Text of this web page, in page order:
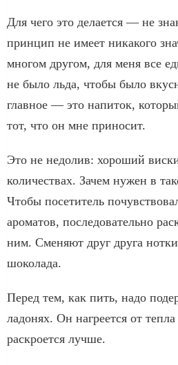
Для чего это делается — не
принцип не имеет никакого
многом другом, для меня все
не было льда, чтобы было
главное — это напиток,
тот, что он мне приносит.
Это не недолив: хороший
количествах. Зачем нужен в
Чтобы посетитель
ароматов, последовательно
ним. Сменяют друг друга
шоколада.
Перед тем, как пить, надо
ладонях. Он нагреется от
раскроется лучше.